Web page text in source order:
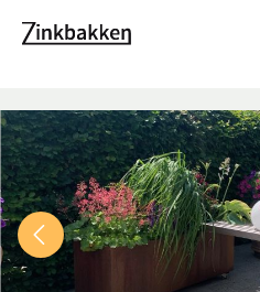
Spring over billedgalleri